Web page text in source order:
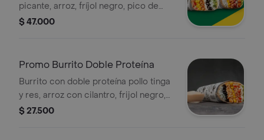
picante, arroz, fríjol negro, pico de
gallo, sour cream, maíz tierno,
maduritos, cebolla fresca, guacamole
$ 47.000
Promo Burrito Doble Proteína
Burrito con doble proteína pollo tinga
y res, arroz con cilantro, frijol negro,
maíz, pico de gallo, sour cream y
$ 27.500